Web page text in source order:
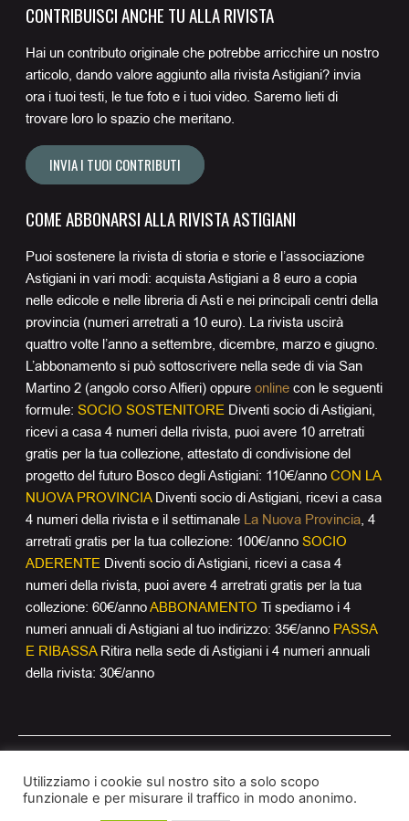
CONTRIBUISCI ANCHE TU ALLA RIVISTA
Hai un contributo originale che potrebbe arricchire un nostro
articolo, dando valore aggiunto alla rivista Astigiani? invia
ora i tuoi testi, le tue foto e i tuoi video. Saremo lieti di
trovare loro lo spazio che meritano.
INVIA I TUOI CONTRIBUTI
COME ABBONARSI ALLA RIVISTA ASTIGIANI
Puoi sostenere la rivista di storia e storie e l’associazione
Astigiani in vari modi: acquista Astigiani a 8 euro a copia
nelle edicole e nelle libreria di Asti e nei principali centri della
provincia (numeri arretrati a 10 euro). La rivista uscirà
quattro volte l’anno a settembre, dicembre, marzo e giugno.
L’abbonamento si può sottoscrivere nella sede di via San
Martino 2 (angolo corso Alfieri) oppureonline con le seguenti
formule:SOCIO SOSTENITORE Diventi socio di Astigiani,
ricevi a casa 4 numeri della rivista, puoi avere 10 arretrati
gratis per la tua collezione, attestato di condivisione del
progetto del futuro Bosco degli Astigiani: 110€/annoCON LA
NUOVA PROVINCIADiventi socio di Astigiani, ricevi a casa
4 numeri della rivista e il settimanale La Nuova Provincia, 4
arretrati gratis per la tua collezione: 100€/annoSOCIO
ADERENTE Diventi socio di Astigiani, ricevi a casa 4
numeri della rivista, puoi avere 4 arretrati gratis per la tua
collezione: 60€/annoABBONAMENTO Ti spediamo i 4
numeri annuali di Astigiani al tuo indirizzo: 35€/anno PASSA
E RIBASSARitira nella sede di Astigiani i 4 numeri annuali
della rivista: 30€/anno
© 2018 Astigiani |Privacy Policy
Utilizziamo i cookie sul nostro sito a solo scopo
funzionale e per misurare il traffico in modo anonimo.